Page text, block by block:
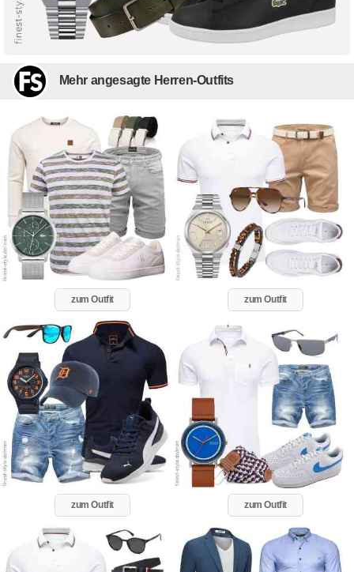
Mehr angesagte Herren-Outfits
zum Outfit zum Outfit
zum Outfit zum Outfit